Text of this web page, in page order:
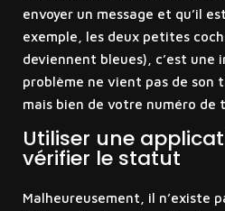
envoyer un message et qu’il
exemple, les deux petites
deviennent bleues), c’est
problème ne vient pas de son
mais bien de votre numéro de
Utiliser une
vérifier le statut
Malheureusement, il n’existe